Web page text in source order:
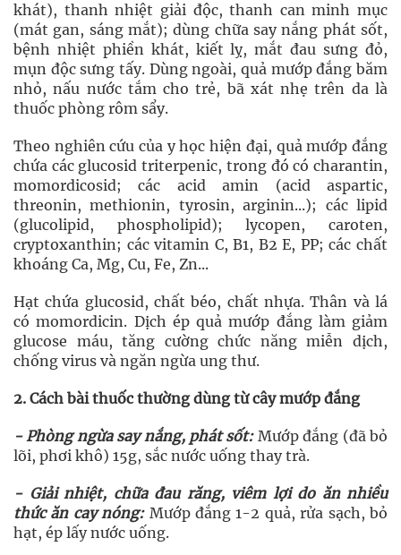
khát), thanh nhiệt giải độc, thanh can minh mục
(mát gan, sáng mắt); dùng chữa say nắng phát sốt,
bệnh nhiệt phiền khát, kiết lỵ, mắt đau sưng đỏ,
mụn độc sưng tấy. Dùng ngoài, quả mướp đắng băm
nhỏ, nấu nước tắm cho trẻ, bã xát nhẹ trên da là
thuốc phòng rôm sẩy.
Theo nghiên cứu của y học hiện đại, quả mướp đắng
chứa các glucosid triterpenic, trong đó có charantin,
momordicosid; các acid amin (acid aspartic,
threonin, methionin, tyrosin, arginin...); các lipid
(glucolipid, phospholipid); lycopen, caroten,
cryptoxanthin; các vitamin C, B1, B2 E, PP; các chất
khoáng Ca, Mg, Cu, Fe, Zn...
Hạt chứa glucosid, chất béo, chất nhựa. Thân và lá
có momordicin. Dịch ép quả mướp đắng làm giảm
glucose máu, tăng cường chức năng miễn dịch,
chống virus và ngăn ngừa ung thư.
2. Cách bài thuốc thường dùng từ cây mướp đắng
- Phòng ngừa say nắng, phát sốt: Mướp đắng (đã bỏ
lõi, phơi khô) 15g, sắc nước uống thay trà.
- Giải nhiệt, chữa đau răng, viêm lợi do ăn nhiều
thức ăn cay nóng: Mướp đắng 1-2 quả, rửa sạch, bỏ
hạt, ép lấy nước uống.